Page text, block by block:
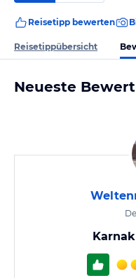
Reisetipp bewerten
Reisetippübersicht
Neueste